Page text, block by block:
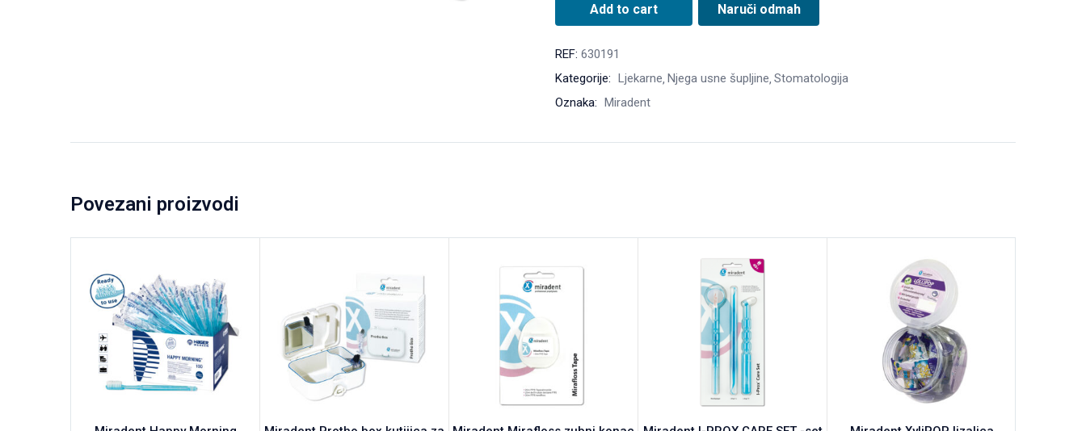
Add to cart Naruči odmah
REF: 630191
Kategorije: Ljekarne Njega usne šupljine Stomatologija
Oznaka: Miradent
Povezani proizvodi